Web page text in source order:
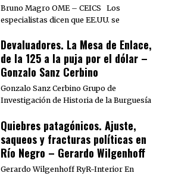
Bruno Magro OME – CEICS Los
especialistas dicen que EE.UU. se
Devaluadores. La Mesa de Enlace,
de la 125 a la puja por el dólar –
Gonzalo Sanz Cerbino
Gonzalo Sanz Cerbino Grupo de
Investigación de Historia de la Burguesía
Quiebres patagónicos. Ajuste,
saqueos y fracturas políticas en
Río Negro – Gerardo Wilgenhoff
Gerardo Wilgenhoff RyR-Interior En